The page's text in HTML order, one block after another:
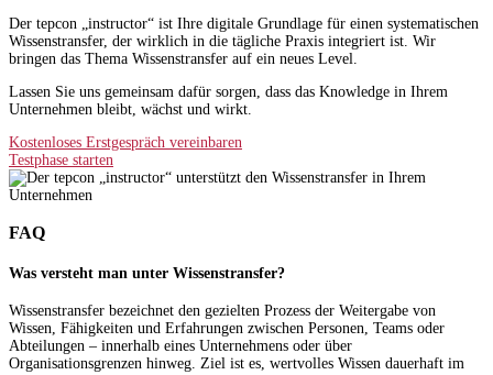
Der tepcon „instructor“ ist Ihre digitale Grundlage für einen systematischen
Wissenstransfer, der wirklich in die tägliche Praxis integriert ist. Wir
bringen das Thema Wissenstransfer auf ein neues Level.
Lassen Sie uns gemeinsam dafür sorgen, dass das Knowledge in Ihrem
Unternehmen bleibt, wächst und wirkt.
Kostenloses Erstgespräch vereinbaren
Testphase starten
FAQ
Was versteht man unter Wissenstransfer?
Wissenstransfer bezeichnet den gezielten Prozess der Weitergabe von
Wissen, Fähigkeiten und Erfahrungen zwischen Personen, Teams oder
Abteilungen – innerhalb eines Unternehmens oder über
Organisationsgrenzen hinweg. Ziel ist es, wertvolles Wissen dauerhaft im